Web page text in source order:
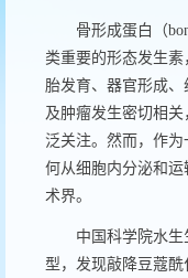
骨形成蛋白（
类重要的形态发生
胎发育、器官形成
及肿瘤发生密切相关
泛关注。然而，作为
何从细胞内分泌和
术界。
中国科学院水
型，发现敲降豆蔻